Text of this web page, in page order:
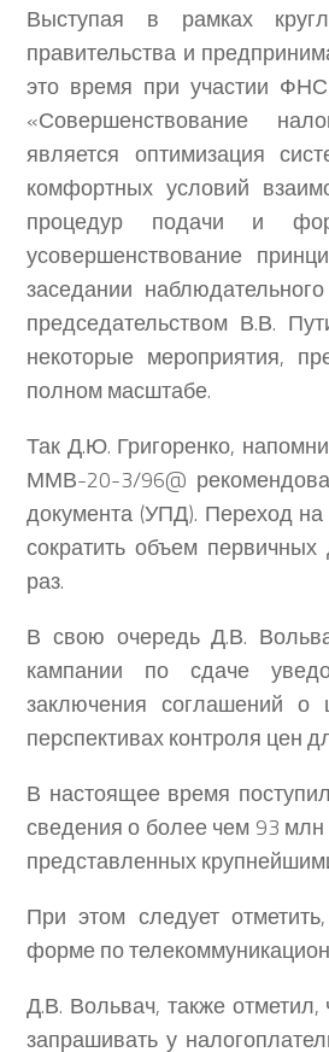
Выступая в рамках
правительства и
это время при участии
«Совершенствование
является оптимизация
комфортных условий
процедур подачи и
усовершенствование
заседании
председательством В.В.
некоторые мероприятия,
полном масштабе.
Так Д.Ю. Григоренко,
ММВ-20-3/96@
документа (УПД). Переход
сократить объем
раз.
В свою очередь Д.В.
кампании по сдаче
заключения соглашений о
перспективах контроля цен
В настоящее время
сведения о более чем 93 млн
представленных
При этом следует
форме по
Д.В. Вольвач, также
запрашивать у